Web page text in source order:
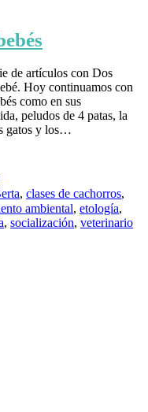
de artículos con Dos
Hoy continuamos con
como en sus
peludos de 4 patas, la
gatos y los…
, clases de cachorros,
ambiental, etología,
, socialización, veterinario